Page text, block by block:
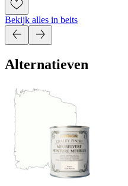
Bekijk alles in beits
Alternatieven